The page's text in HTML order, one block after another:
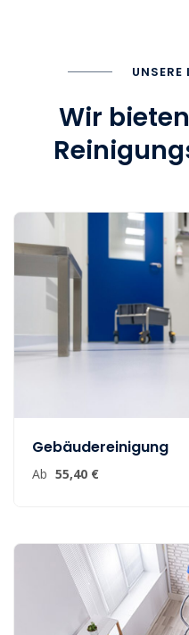
UNSERE
Wir
Gebäudereinigung
Ab 55,40 €